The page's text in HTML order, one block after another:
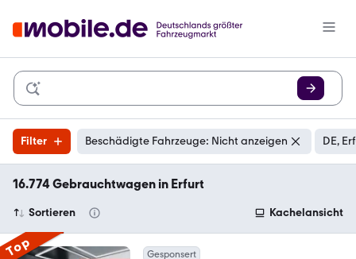
Filter Beschädigte Fahrzeuge: Nicht anzeigen DE,
16.774 Gebrauchtwagen in Erfurt
Sortieren Kachelansicht
Top Gesponsert